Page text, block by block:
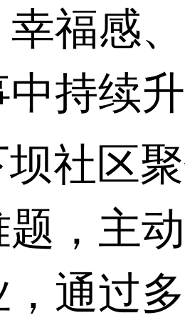
福感
持续
坝社区
，主
，通过